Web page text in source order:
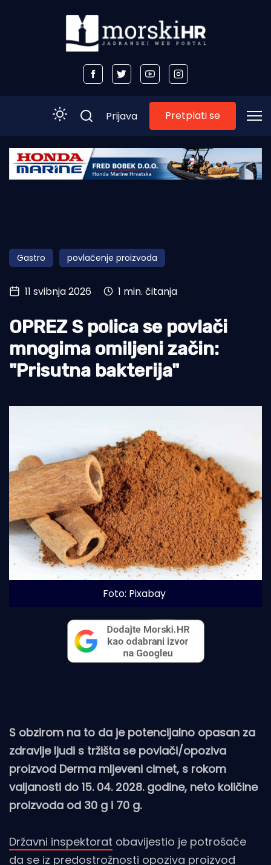
Početna
Obala
Otoci
Turizam i nautika
Pomorstvo
Ribolov
Ekologija
Prijava Pretplati se
Gastro povlačenje proizvoda
11 svibnja 2026 1 min. čitanja
OPREZ S polica se povlači
mnogima omiljeni začin:
"Prisutna bakterija"
Foto: Pixabay
S obzirom na to da je potencijalno opasan za
zdravlje ljudi s tržišta se povlači/opoziva
proizvod Derma mljeveni cimet, s rokom
valjanosti do 15. 04. 2028. godine, neto količine
proizvoda od 30 g i 70 g.
Državni inspektorat obavijestio je potrošače
da se iz predostrožnosti opoziva proizvod